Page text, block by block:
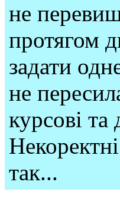
не
протягом
задати
не
курсові
так...